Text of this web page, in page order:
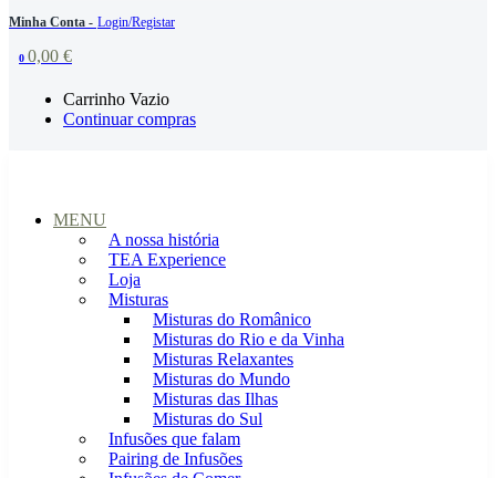
Minha Conta - Login/Registar
0 0,00 €
Carrinho Vazio
Continuar compras
MENU
A nossa história
TEA Experience
Loja
Misturas
Misturas do Românico
Misturas do Rio e da Vinha
Misturas Relaxantes
Misturas do Mundo
Misturas das Ilhas
Misturas do Sul
Infusões que falam
Pairing de Infusões